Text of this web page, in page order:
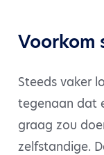
Voorkom
Steeds vaker
tegenaan dat
graag zou
zelfstandige.